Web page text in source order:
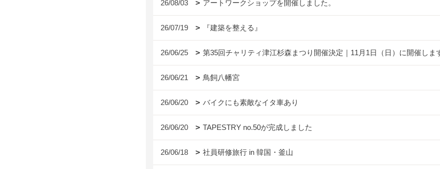
26/08/03 アートワークショップを開催しました。
26/07/19 『建築を整える』
26/06/25 第35回チャリティ津江杉森まつり開催決定｜11月1日（日）に開催しま
26/06/21 鳥飼八幡宮
26/06/20 バイクにも素敵なイタ車あり
26/06/20 TAPESTRY no.50が完成しました
26/06/18 社員研修旅行 in 韓国・釜山